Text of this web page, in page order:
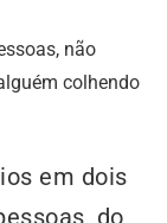
não
colhendo
em dois
do